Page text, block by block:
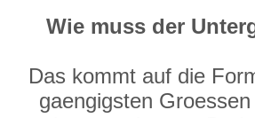
Wie muss der
Das kommt auf die
gaengigsten